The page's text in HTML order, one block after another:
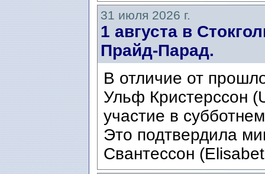
31 июля 2026 г.
1 августа в
Прайд-Парад.
В отличие от
Ульф Кристерссон
участие в
Это подтвердила
Свантессон